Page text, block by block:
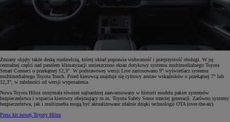
Zmiany objęły także deskę rozdzielczą, której układ poprawia widoczność i przejrzystość obsługi. W jej
centralnej części nad panelem klimatyzacji umieszczono ekran dotykowy systemu multimedialnego Toyota
Smart Connect o przekątnej 12,3". W podstawowej wersji Live zastosowano 9" wyświetlacz systemu
multimedialnego Toyota Touch. Przed kierowcą znajduje się cyfrowy zestaw wskaźników o przekątnej 7" lub
12,3", w zależności od wersji wyposażenia.
Nowa Toyota Hilux otrzymała również najbardziej zaawansowany w historii modelu pakiet systemów
bezpieczeństwa i wsparcia kierowcy obejmujący m.in. Toyota Safety Sense trzeciej generacji. Zarówno systemy
bezpieczeństwa, jak i multimedia mogą być aktualizowane zdalnie dzięki technologii OTA (over-the-air).
Press kit nowej Toyoty Hilux